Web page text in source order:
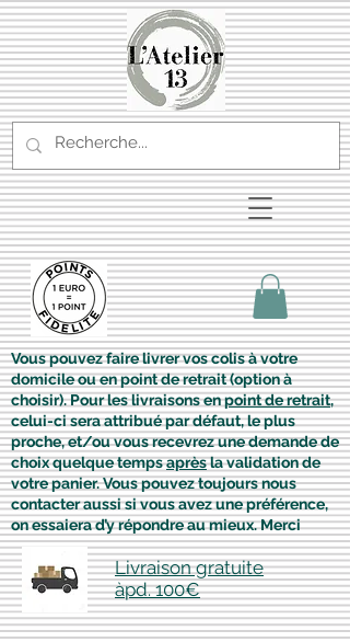
Vous pouvez faire livrer vos colis à votre
domicile ou en point de retrait (option à
choisir). Pour les livraisons enpoint de retrait,
celui-ci sera attribué par défaut, le plus
proche, et/ou vous recevrez une demande de
choix quelque tempsaprèsla validation de
votre panier. Vous pouvez toujours nous
contacter aussi si vous avez une préférence,
on essaiera d’y répondre au mieux. Merci
Livraison gratuite
àpd. 100€